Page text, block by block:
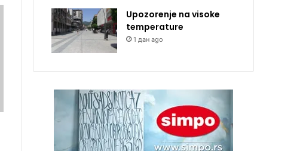
Upozorenje na visoke
temperature
1 дан ago